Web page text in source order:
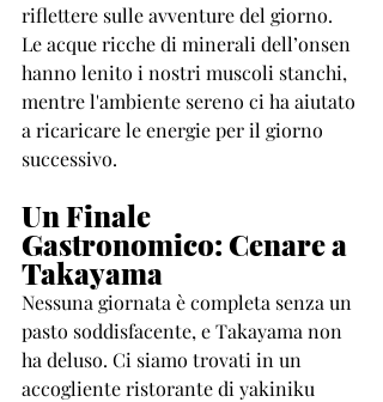
riflettere sulle avventure del giorno.
Le acque ricche di minerali dell’onsen
hanno lenito i nostri muscoli stanchi,
mentre l'ambiente sereno ci ha aiutato
a ricaricare le energie per il giorno
successivo.
Un Finale
Gastronomico: Cenare a
Takayama
Nessuna giornata è completa senza un
pasto soddisfacente, e Takayama non
ha deluso. Ci siamo trovati in un
accogliente ristorante di yakiniku